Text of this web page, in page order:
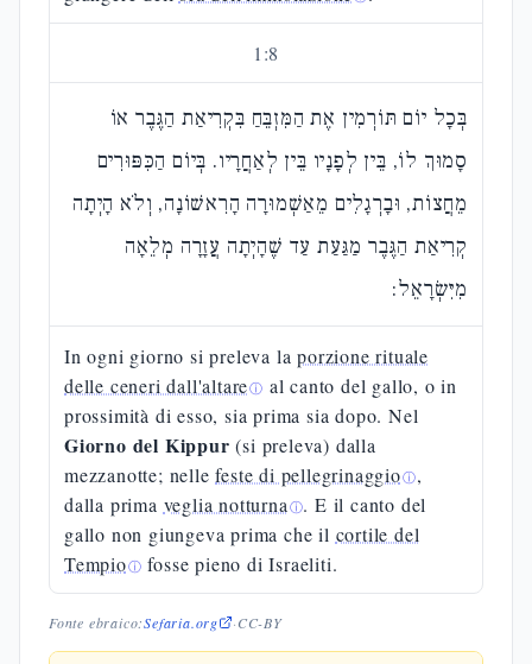
1 :8
בְּכָל יוֹם תּוֹרְמִין אֶת הַמִּזְבֵּחַ בִּקְרִיאַת הַגֶּבֶר אוֹ
סָמוּךְ לוֹ, בֵּין לְפָנָיו בֵּין לְאַחֲרָיו. בְּיוֹם הַכִּפּוּרִים
מֵחֲצוֹת, וּבָרְגָלִים מֵאַשְׁמוּרָה הָרִאשׁוֹנָה, וְלֹא הָיְתָה
קְרִיאַת הַגֶּבֶר מַגַּעַת עַד שֶׁהָיְתָה עֲזָרָה מְלֵאָה
מִיִּשְׂרָאֵל:
In ogni giorno si preleva laporzione rituale
delle ceneri dall'altareⓘ al canto del gallo, o in
prossimità di esso, sia prima sia dopo. Nel
Giorno del Kippur (si preleva) dalla
mezzanotte; nellefeste di pellegrinaggioⓘ,
dalla prima veglia notturna ⓘ. E il canto del
gallo non giungeva prima che il cortile del
Tempioⓘ fosse pieno di Israeliti.
Fonte ebraico:Sefaria.org ·CC-BY